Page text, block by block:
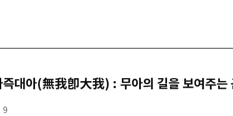
대아(無我卽大我) : 무아의 길을 보여주는
9